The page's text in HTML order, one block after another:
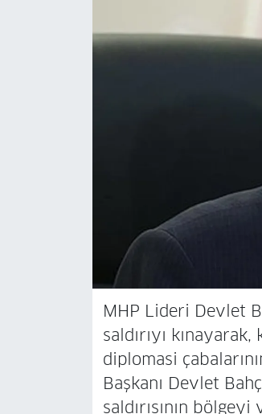
MHP Lideri Devlet
saldırıyı
diplomasi
Başkanı Devlet
saldırısının